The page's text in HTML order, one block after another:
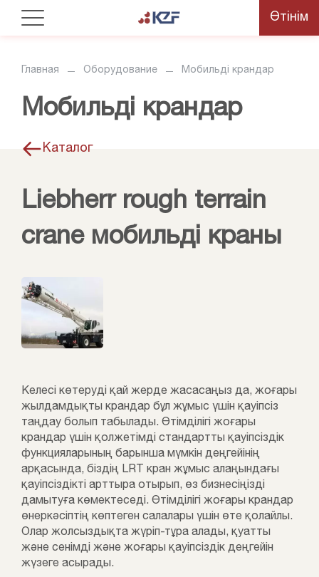
Өтінім
Главная Оборудование Мобильді крандар
Мобильді крандар
Каталог
Liebherr rough terrain
crane мобильді краны
Келесі көтеруді қай жерде жасасаңыз да, жоғары
жылдамдықты крандар бұл жұмыс үшін қауіпсіз
таңдау болып табылады. Өтімділігі жоғары
крандар үшін қолжетімді стандартты қауіпсіздік
функцияларының барынша мүмкін деңгейінің
арқасында, біздің LRT кран жұмыс алаңындағы
қауіпсіздікті арттыра отырып, өз бизнесіңізді
дамытуға көмектеседі. Өтімділігі жоғары крандар
өнеркәсіптің көптеген салалары үшін өте қолайлы.
Олар жолсыздықта жүріп-тұра алады, қуатты
және сенімді және жоғары қауіпсіздік деңгейін
жүзеге асырады.